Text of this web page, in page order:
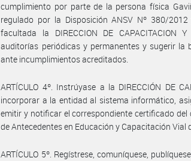
cumplimiento por parte de la persona física
regulado por la Disposición ANSV Nº 380/
facultada la DIRECCION DE CAPACITACION
auditorías periódicas y permanentes y sugerir la
ante incumplimientos acreditados.
ARTÍCULO 4º. Instrúyase a la DIRECCIÓN DE
incorporar a la entidad al sistema informático,
emitir y notificar el correspondiente certificado
de Antecedentes en Educación y Capacitación Vial
ARTÍCULO 5º. Regístrese, comuníquese,